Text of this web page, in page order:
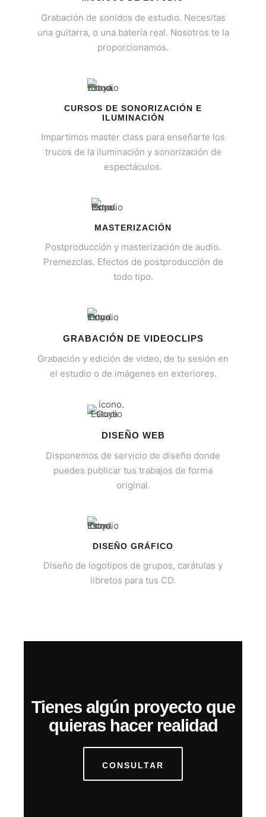
Grabación de sonidos de estudio. Necesitas
una guitarra, o una batería real. Nosotros te la
proporcionamos.
CURSOS DE SONORIZACIÓN E
ILUMINACIÓN
Impartimos master class para enseñarte los
trucos de la iluminación y sonorización de
espectáculos.
MASTERIZACIÓN
Postproducción y masterización de audio.
Premezclas. Efectos de postproducción de
todo tipo.
GRABACIÓN DE VIDEOCLIPS
Grabación y edición de video, de tu sesión en
el estudio o de imágenes en exteriores.
DISEÑO WEB
Disponemos de servicio de diseño donde
puedes publicar tus trabajos de forma
original.
DISEÑO GRÁFICO
Diseño de logotipos de grupos, carátulas y
libretos para tus CD.
Tienes algún proyecto que
quieras hacer realidad
CONSULTAR